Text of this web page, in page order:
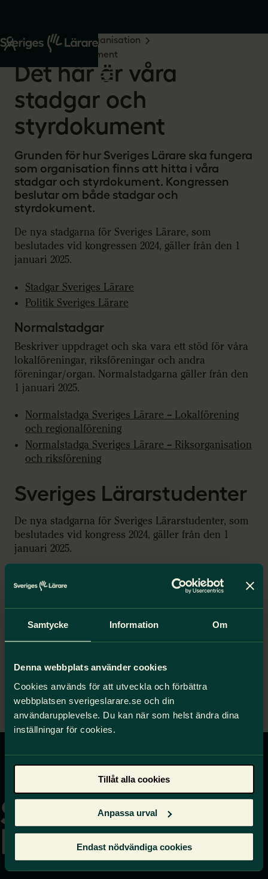
Samtycke Information Om
Denna webbplats använder cookies
Cookies används för att utveckla och förbättra
webbplatsen sverigeslarare.se och din
användarupplevelse. Du kan när som helst ändra dina
inställningar för cookies.
Tillåt alla cookies
Anpassa urval
Endast nödvändiga cookies
Start Om oss
Organisation
Stadgar och styrdokument
Det här är våra
stadgar och
styrdokument
Grunden för hur Sveriges Lärare ska fungera
som organisation finns att hitta i våra
stadgar och styrdokument. Kongressen
beslutar om både stadgar och
styrdokument.
De nya stadgarna för Sveriges Lärare, som
beslutades vid kongressen 2024, gäller från den 1
januari 2025.
Stadgar Sveriges Lärare
Politik Sveriges Lärare
Normalstadgar
Beskriver uppdraget och ska vara ett stöd för våra
lokalföreningar, riksföreningar och andra
föreningar/organ. Normalstadgarna gäller från den
1 januari 2025.
Normalstadga Sveriges Lärare – Lokalförening
och regionalförening
Normalstadga Sveriges Lärare – Riksorganisation
och riksförening
Sveriges Lärarstudenter
De nya stadgarna för Sveriges Lärarstudenter, som
beslutades vid kongress 2024, gäller från den 1
januari 2025.
Struktur Sveriges Lärarstudenter
januari 2025.
Normalstadga Sveriges Lärare –
Studerandeförening
startsidan